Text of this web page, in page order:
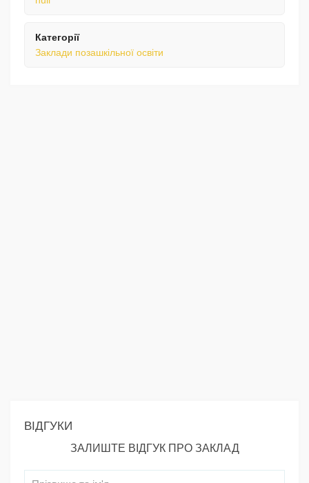
Категорії
Заклади позашкільної освіти
ВІДГУКИ
ЗАЛИШТЕ ВІДГУК ПРО ЗАКЛАД